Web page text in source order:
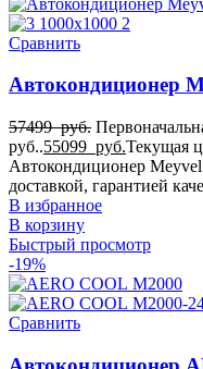
19
Для MAN
19
19
19
для MAN TGM
19
для MAN TGS
для MAN TGX
19
Для Mercedes-Benz Actros
19
Для Mercedes-Benz Arocs
19
Для Mercedes-Benz
Сравнить
Автокондиционер
57499руб.
руб..55099 руб.Текущая
Автокондиционер
доставкой, гарантией
В избранное
В корзину
Быстрый просмотр
-19%
Сравнить